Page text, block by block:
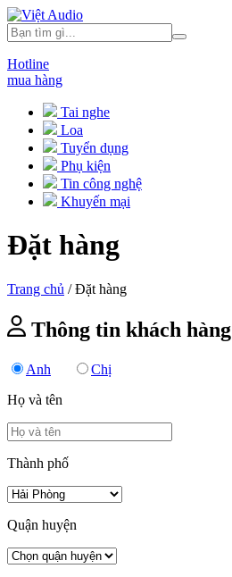
Hotline
mua hàng
Tai nghe
Loa
Tuyển dụng
Phụ kiện
Tin công nghệ
Khuyến mại
Đặt hàng
Trang chủ / Đặt hàng
Thông tin khách hàng
Anh
Chị
Họ và tên
Thành phố
Quận huyện